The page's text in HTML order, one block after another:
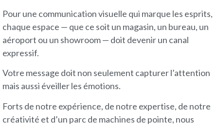
Pour une communication visuelle qui marque les esprits,
chaque espace — que ce soit un magasin, un bureau, un
aéroport ou un showroom — doit devenir un canal
expressif.
Votre message doit non seulement capturer l’attention
mais aussi éveiller les émotions.
Forts de notre expérience, de notre expertise, de notre
créativité et d’un parc de machines de pointe, nous